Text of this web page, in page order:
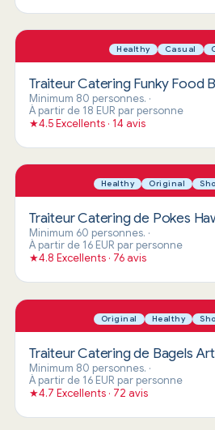
Healthy Casual
Traiteur Catering Funky Food
Minimum 80 personnes. ·
À partir de 18 EUR par personne
★4.5 Excellents · 14 avis
Healthy Original
Traiteur Catering de Pokes
Minimum 60 personnes. ·
À partir de 16 EUR par personne
★4.8 Excellents · 76 avis
Original Healthy
Traiteur Catering de Bagels
Minimum 80 personnes. ·
À partir de 16 EUR par personne
★4.7 Excellents · 72 avis